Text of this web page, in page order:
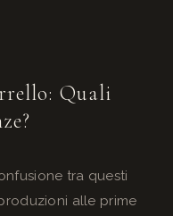
Quali
tra questi
alle prime